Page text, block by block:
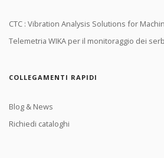
CTC : Vibration Analysis Solutions for
Telemetria WIKA per il monitoraggio dei
COLLEGAMENTI RAPIDI
Blog & News
Richiedi cataloghi